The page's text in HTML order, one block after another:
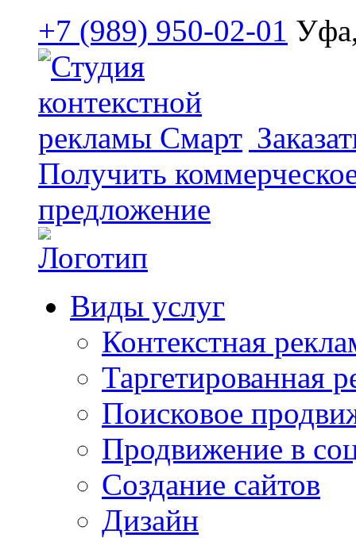
+7 (989) 950-02-01
Получить
предложение
Виды услуг
Контекстная
Таргетированная
Поисковое
Продвижение в
Создание сайтов
Дизайн